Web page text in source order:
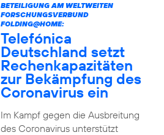
BETEILIGUNG AM WELTWEITEN
FORSCHUNGSVERBUND
FOLDING@HOME:
Telefónica
Deutschland setzt
Rechenkapazitäten
zur Bekämpfung des
Coronavirus ein
Im Kampf gegen die Ausbreitung
des Coronavirus unterstützt